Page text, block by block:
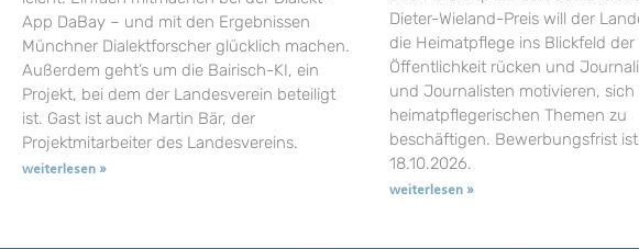
App DaBay – und mit den Ergebnissen
Münchner Dialektforscher glücklich machen.
Außerdem geht’s um die Bairisch-KI, ein
Projekt, bei dem der Landesverein beteiligt
ist. Gast ist auch Martin Bär, der
Projektmitarbeiter des Landesvereins.
weiterlesen »
Dieter-Wieland-Preis will der
die Heimatpflege ins Blickfeld der
Öffentlichkeit rücken und
und Journalisten motivieren, sich
heimatpflegerischen Themen zu
beschäftigen. Bewerbungsfrist
18.10.2026.
weiterlesen »